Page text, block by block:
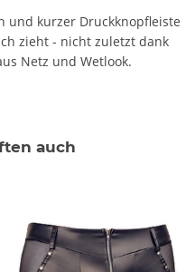
und kurzer Druckknopfleiste
zieht - nicht zuletzt dank
Netz und Wetlook.
auch